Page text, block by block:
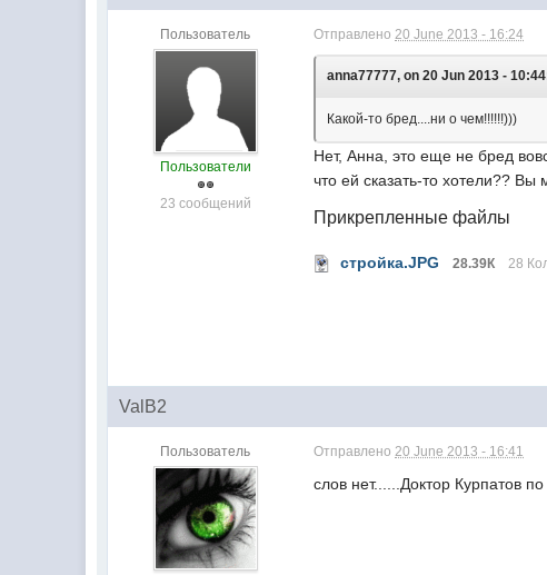
Пользователь
Пользователи
23 сообщений
Отправлено20 June 2013 - 16:24
anna77777, on 20 Jun 2013 -
Какой-то бред....ни о чем!!!!!!)))
Нет, Анна, это еще не бред
что ей сказать-то хотели??
Прикрепленные файлы
стройка.JPG 28.39К 28
ValB2
Пользователь Отправлено20 June 2013 - 16:41
слов нет......Доктор Курпатов по